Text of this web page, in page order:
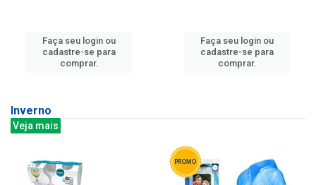
Faça seu login ou
cadastre-se para
comprar.
Faça seu login ou
cadastre-se para
comprar.
Inverno
Veja mais